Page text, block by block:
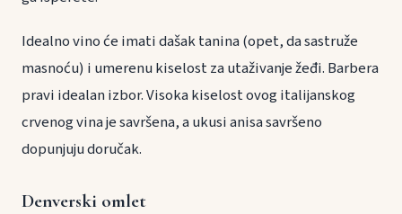
Idealno vino će imati dašak tanina (opet, da sastruže
masnoću) i umerenu kiselost za utaživanje žeđi. Barbera
pravi idealan izbor. Visoka kiselost ovog italijanskog
crvenog vina je savršena, a ukusi anisa savršeno
dopunjuju doručak.
Denverski omlet